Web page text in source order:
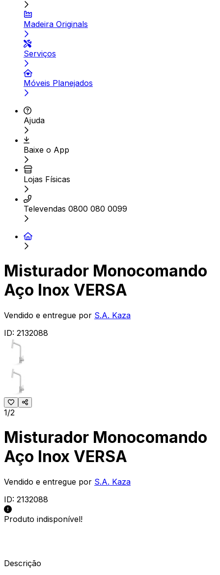
Madeira Originals
Serviços
Móveis Planejados
Ajuda
Baixe o App
Lojas Físicas
Televendas 0800 080 0099
Misturador Monocomando
Aço Inox VERSA
Vendido e entregue por S.A. Kaza
ID: 2132088
1/2
Misturador Monocomando
Aço Inox VERSA
Vendido e entregue por S.A. Kaza
ID: 2132088
Produto indisponível!
Descrição